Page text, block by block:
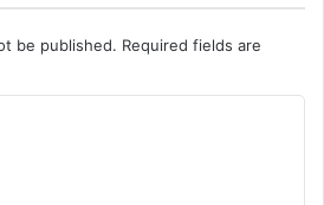
be published. Required fields are